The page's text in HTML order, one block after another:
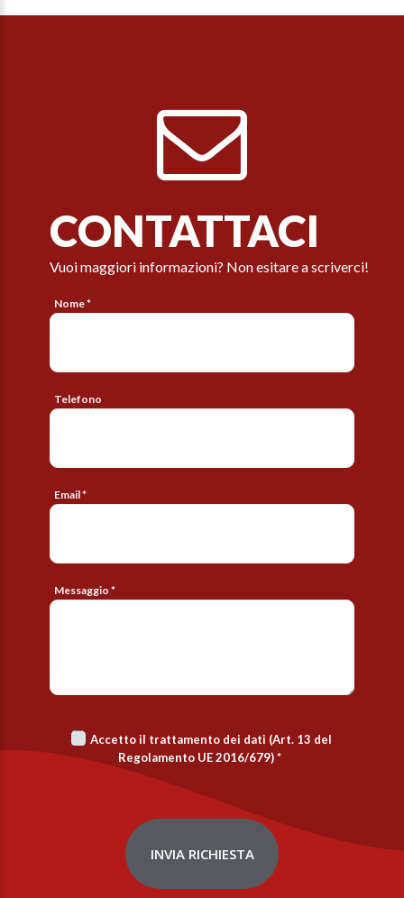
CONTATTACI
Vuoi maggiori informazioni? Non esitare a scriverci!
Nome *
Telefono
Email *
Messaggio *
Accetto il trattamento dei dati (Art. 13 del
Regolamento UE 2016/679)*
INVIA RICHIESTA